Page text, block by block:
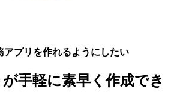
アプリを作れるようにしたい
手軽に素早く作成でき